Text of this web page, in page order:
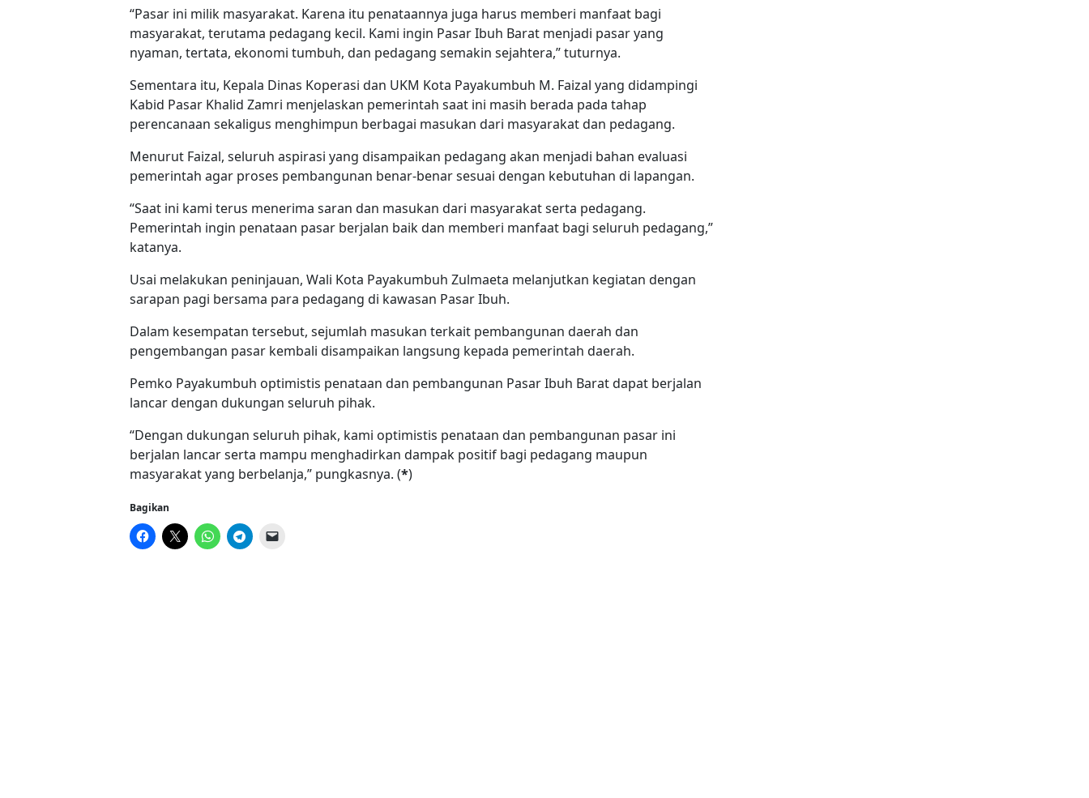
“Pasar ini milik masyarakat. Karena itu penataannya juga harus memberi manfaat bagi
masyarakat, terutama pedagang kecil. Kami ingin Pasar Ibuh Barat menjadi pasar yang
nyaman, tertata, ekonomi tumbuh, dan pedagang semakin sejahtera,” tuturnya.
Sementara itu, Kepala Dinas Koperasi dan UKM Kota Payakumbuh M. Faizal yang didampingi
Kabid Pasar Khalid Zamri menjelaskan pemerintah saat ini masih berada pada tahap
perencanaan sekaligus menghimpun berbagai masukan dari masyarakat dan pedagang.
Menurut Faizal, seluruh aspirasi yang disampaikan pedagang akan menjadi bahan evaluasi
pemerintah agar proses pembangunan benar-benar sesuai dengan kebutuhan di lapangan.
“Saat ini kami terus menerima saran dan masukan dari masyarakat serta pedagang.
Pemerintah ingin penataan pasar berjalan baik dan memberi manfaat bagi seluruh pedagang,”
katanya.
Usai melakukan peninjauan, Wali Kota Payakumbuh Zulmaeta melanjutkan kegiatan dengan
sarapan pagi bersama para pedagang di kawasan Pasar Ibuh.
Dalam kesempatan tersebut, sejumlah masukan terkait pembangunan daerah dan
pengembangan pasar kembali disampaikan langsung kepada pemerintah daerah.
Pemko Payakumbuh optimistis penataan dan pembangunan Pasar Ibuh Barat dapat berjalan
lancar dengan dukungan seluruh pihak.
“Dengan dukungan seluruh pihak, kami optimistis penataan dan pembangunan pasar ini
berjalan lancar serta mampu menghadirkan dampak positif bagi pedagang maupun
masyarakat yang berbelanja,” pungkasnya. (*)
Bagikan